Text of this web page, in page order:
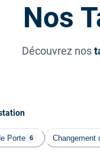
Nos
Découvrez nos
Porte 6 Changement